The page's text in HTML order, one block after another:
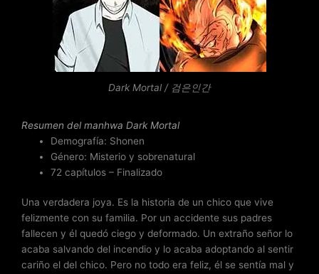
a
d
o
c
o
n
Dark Mortal / 검은인간
Resumen del manhwa Dark Mortal
Demografía: Shonen
Género: Misterio y sobrenatural
72 capítulos – Finalizado
Una verdadera joya. Es la historia de un chico que vive
felizmente con su familia. Por un accidente sus padres
fallecen y él quedó ciego y deformado. Un extraño señor lo
acaba salvando del incendio y lo acaba adoptando al sentir
cariño el del chico. Pero no todo era feliz, él se sentía mal y